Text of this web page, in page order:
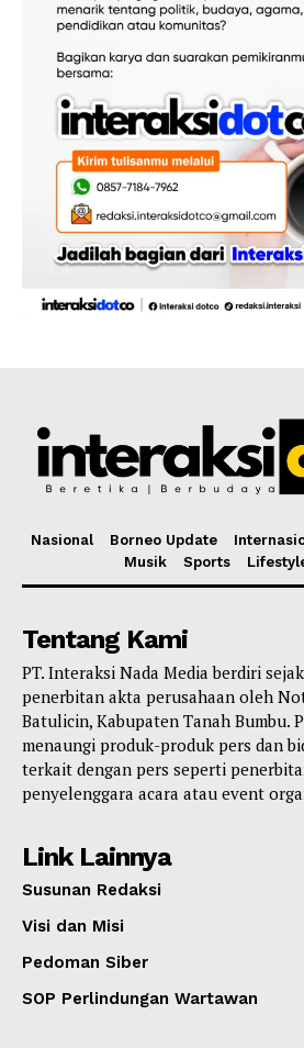
Nasional Borneo Update
Musik
Sports
Tentang Kami
PT. Interaksi Nada Media berdiri
penerbitan akta perusahaan oleh
Batulicin, Kabupaten Tanah Bumbu.
menaungi produk-produk pers dan
terkait dengan pers seperti
penyelenggara acara atau event
Link Lainnya
Susunan Redaksi
Visi dan Misi
Pedoman Siber
SOP Perlindungan Wartawan